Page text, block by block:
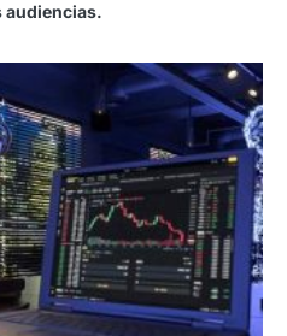
audiencias.